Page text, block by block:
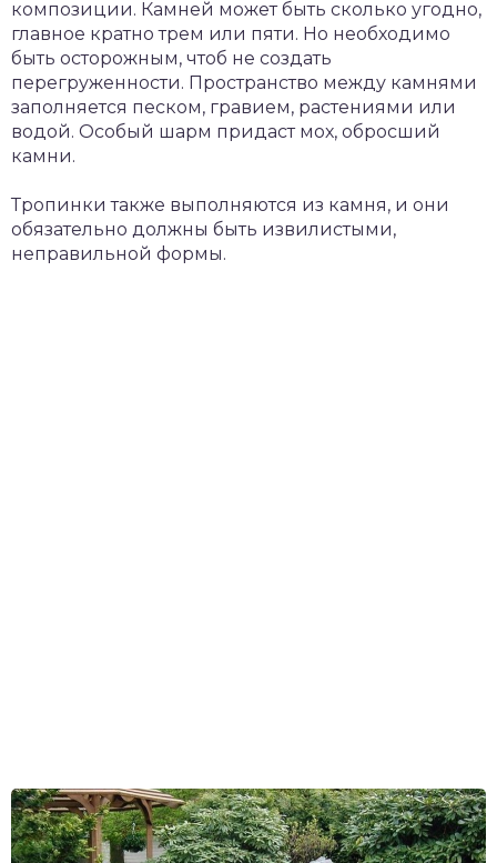
композиции. Камней может быть сколько угодно,
главное кратно трем или пяти. Но необходимо
быть осторожным, чтоб не создать
перегруженности. Пространство между камнями
заполняется песком, гравием, растениями или
водой. Особый шарм придаст мох, обросший
камни.
Тропинки также выполняются из камня, и они
обязательно должны быть извилистыми,
неправильной формы.